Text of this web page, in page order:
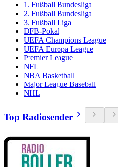
1. Fußball Bundesliga
2. Fußball Bundesliga
3. Fußball Liga
DFB-Pokal
UEFA Champions League
UEFA Europa League
Premier League
NFL
NBA Basketball
Major League Baseball
NHL
Top Radiosender